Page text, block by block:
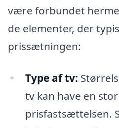
være forbundet
de elementer, der
prissætningen:
Type af tv:
tv kan have en
prisfastsættelsen.